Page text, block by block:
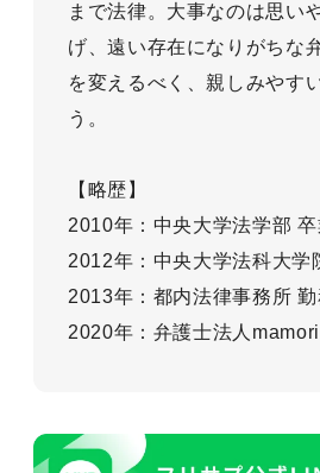
まで法律。大事なのは思い
げ、遠い存在になりがちな
を変えるべく、親しみやす
う。
【略歴】
2010年：中央大学法学部 卒
2012年：中央大学法科大学
2013年：都内法律事務所 勤
2020年：弁護士法人